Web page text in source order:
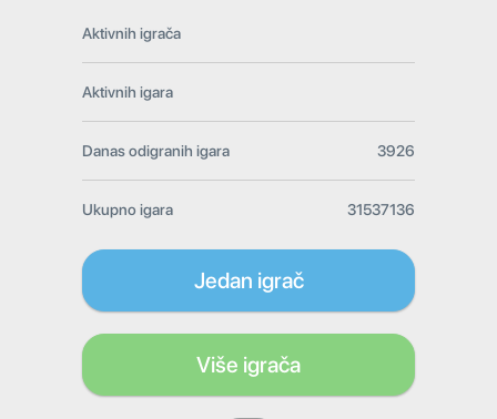
Aktivnih igrača
Aktivnih igara
Danas odigranih igara 3926
Ukupno igara 31537136
Jedan igrač
Više igrača